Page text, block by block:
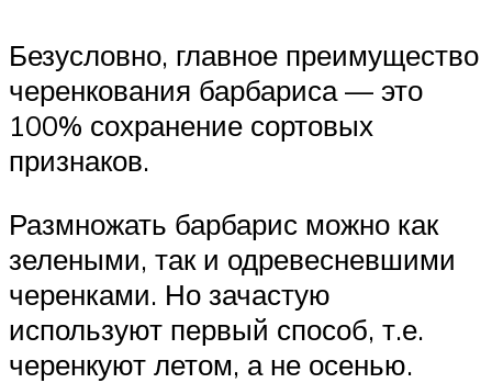
Безусловно, главное преимущество
черенкования барбариса — это
100% сохранение сортовых
признаков.
Размножать барбарис можно как
зелеными, так и одревесневшими
черенками. Но зачастую
используют первый способ, т.е.
черенкуют летом, а не осенью.